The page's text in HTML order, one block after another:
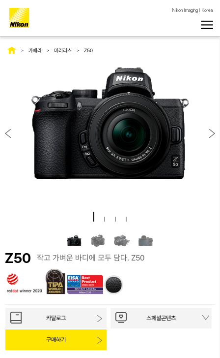
Nikon Imaging | Korea
카메라 미러리스 Z50
Z50 작고 가벼운 바디에 모두 담다. Z50
카탈로그 스페셜콘텐츠
구매하기